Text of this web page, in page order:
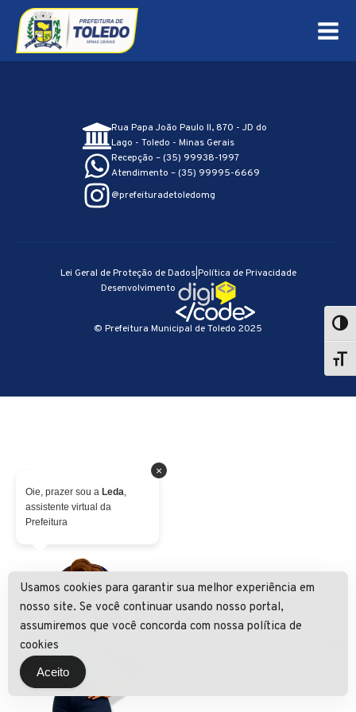
Rua Papa João Paulo II, 870 - JD do
Lago - Toledo - Minas Gerais
Recepção – (35) 99938-1997
Atendimento – (35) 99995-6669
@prefeituradetoledomg
© Prefeitura Municipal de Toledo 2025
Lei Geral de Proteção de Dados|Política de Privacidade
Desenvolvimento
×
Oie, prazer sou a Leda,
assistente virtual da
Prefeitura
Usamos cookies para garantir sua melhor experiência em
nosso site. Se você continuar usando nosso portal,
assumiremos que você concorda com nossa política de
cookies
Aceito